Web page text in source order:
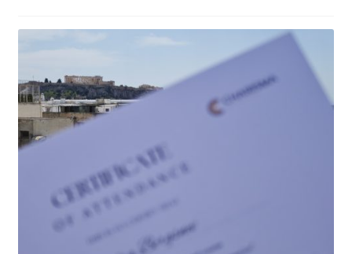
Om DalPro
ut
Kontakt
Nettbutikk